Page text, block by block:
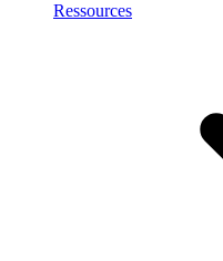
Ressources